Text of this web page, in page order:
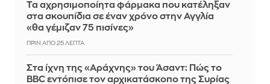
Τα αχρησιμοποίητα φάρμακα που κατέληξαν
στα σκουπίδια σε έναν χρόνο στην Αγγλία
«θα γέμιζαν 75 πισίνες»
ΠΡΙΝ ΑΠΌ 25 ΛΕΠΤΆ
Στα ίχνη της «Αράχνης» του Άσαντ: Πώς το
BBC εντόπισε τον αρχικατάσκοπο της Συρίας